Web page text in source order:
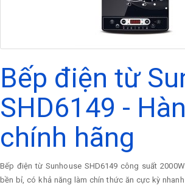
Bếp điện từ
SHD6149 -
chính hãng
Bếp điện từ Sunhouse SHD6149 công suất
bền bỉ, có khả năng làm chín thức ăn cực kỳ